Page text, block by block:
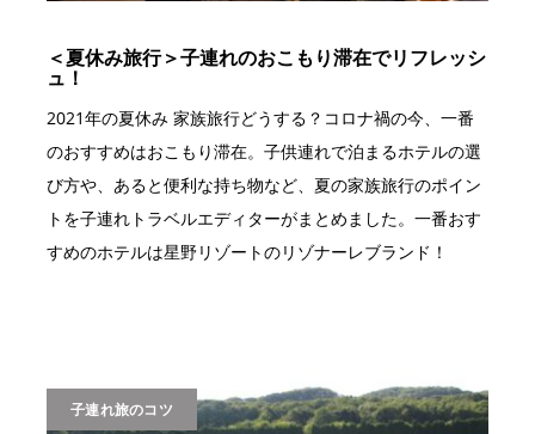
＜夏休み旅行＞子連れのおこもり滞在でリフレッシ
ュ！
2021年の夏休み 家族旅行どうする？コロナ禍の今、一番
のおすすめはおこもり滞在。子供連れで泊まるホテルの選
び方や、あると便利な持ち物など、夏の家族旅行のポイン
トを子連れトラベルエディターがまとめました。一番おす
すめのホテルは星野リゾートのリゾナーレブランド！
子連れ旅のコツ